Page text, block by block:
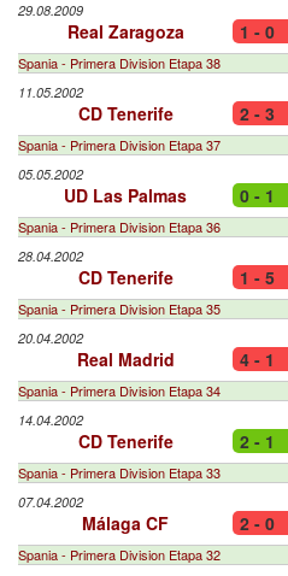
29.08.2009
Real Zaragoza 1 - 0
Spania - Primera Division Etapa 38
11.05.2002
CD Tenerife 2 - 3
Spania - Primera Division Etapa 37
05.05.2002
UD Las Palmas 0 - 1
Spania - Primera Division Etapa 36
28.04.2002
CD Tenerife 1 - 5
Spania - Primera Division Etapa 35
20.04.2002
Real Madrid 4 - 1
Spania - Primera Division Etapa 34
14.04.2002
CD Tenerife 2 - 1
Spania - Primera Division Etapa 33
07.04.2002
Málaga CF 2 - 0
Spania - Primera Division Etapa 32